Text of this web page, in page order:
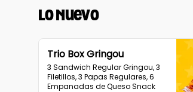
Lo Nuevo
Trio Box Gringou
3 Sandwich Regular Gringou, 3
Filetillos, 3 Papas Regulares, 6
Empanadas de Queso Snack